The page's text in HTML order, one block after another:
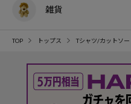
雑貨
TOP トップス Tシャツ/カットソー